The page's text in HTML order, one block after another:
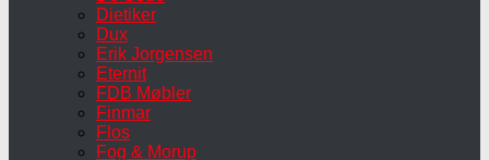
Dietiker
Dux
Erik Jorgensen
Eternit
FDB Møbler
Finmar
Flos
Fog & Morup